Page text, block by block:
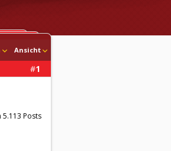
Ansicht
#1
5.113 Posts